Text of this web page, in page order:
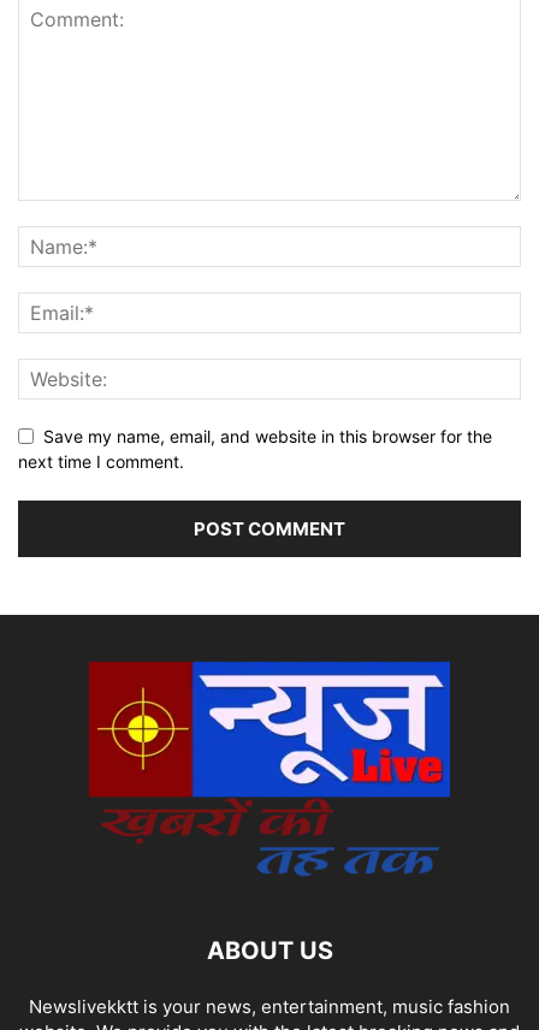
Save my name, email, and website in this browser for the
next time I comment.
ABOUT US
Newslivekktt is your news, entertainment, music fashion